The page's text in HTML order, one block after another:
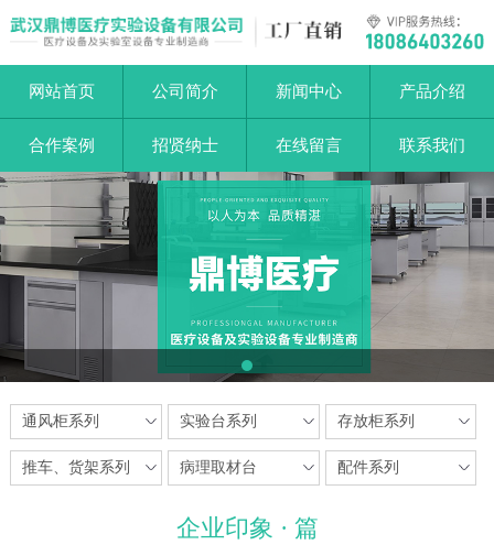
网站首页 公司简介 新闻中心 产品介绍
合作案例 招贤纳士 在线留言 联系我们
1
通风柜系列 实验台系列 存放柜系列
推车、货架系列 病理取材台 配件系列
企业印象 · 篇